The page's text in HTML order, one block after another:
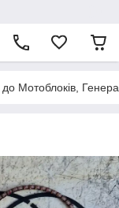
Мотоблоків,